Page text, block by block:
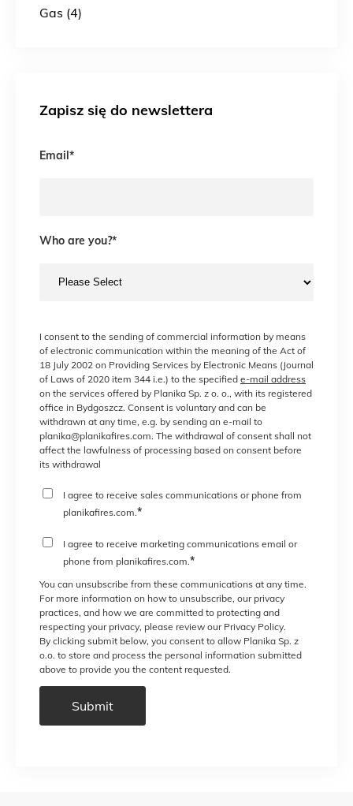
Gas (4)
Zapisz się do newslettera
Email*
Who are you?*
I consent to the sending of commercial information by means
of electronic communication within the meaning of the Act of
18 July 2002 on Providing Services by Electronic Means (Journal
of Laws of 2020 item 344 i.e.) to the specified e-mail address
on the services offered by Planika Sp. z o. o., with its registered
office in Bydgoszcz. Consent is voluntary and can be
withdrawn at any time, e.g. by sending an e-mail to
planika@planikafires.com. The withdrawal of consent shall not
affect the lawfulness of processing based on consent before
its withdrawal
I agree to receive sales communications or phone from
planikafires.com.*
I agree to receive marketing communications email or
phone from planikafires.com.*
You can unsubscribe from these communications at any time.
For more information on how to unsubscribe, our privacy
practices, and how we are committed to protecting and
respecting your privacy, please review our Privacy Policy.
By clicking submit below, you consent to allow Planika Sp. z
o.o. to store and process the personal information submitted
above to provide you the content requested.